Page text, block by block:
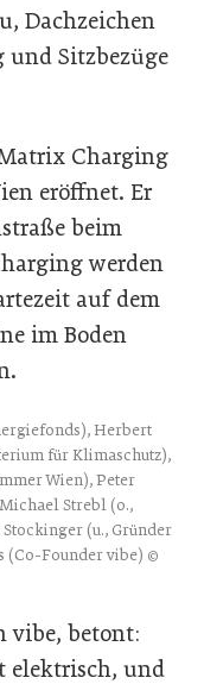
Dachzeichen
Sitzbezüge
Charging
eröffnet. Er
beim
werden
auf dem
im Boden
Herbert
für Klimaschutz),
Wien), Peter
Strebl (o.,
(u., Gründer
(Co-Founder vibe) ©
vibe, betont:
elektrisch, und